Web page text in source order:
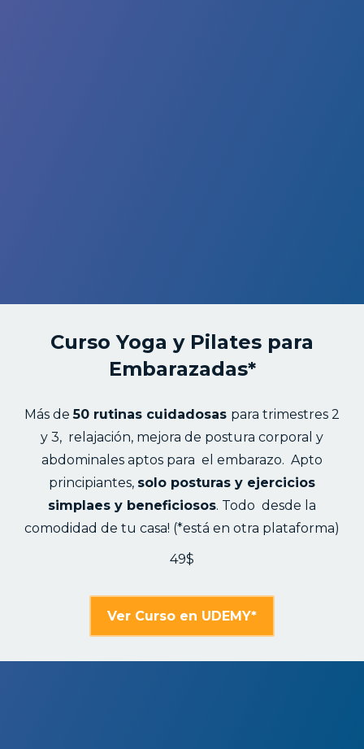
Curso Yoga y Pilates para
Embarazadas*
Más de50 rutinas cuidadosas para trimestres 2
y 3, relajación, mejora de postura corporal y
abdominales aptos para el embarazo. Apto
principiantes, solo posturas y ejercicios
simplaes y beneficiosos. Todo desde la
comodidad de tu casa! (*está en otra plataforma)
49$
Ver Curso en UDEMY*